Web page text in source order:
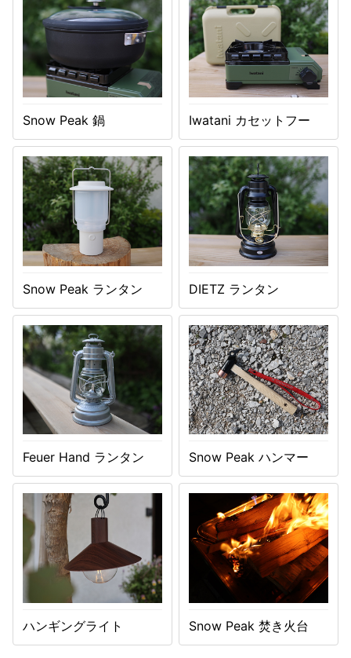
Snow Peak 鍋 Iwatani カセットフー
Snow Peak ランタン DIETZ ランタン
Feuer Hand ランタン Snow Peak ハンマー
ハンギングライト Snow Peak 焚き火台